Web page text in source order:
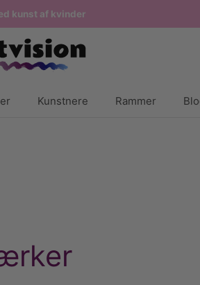
kunst af kvinder
Kunstnere Rammer